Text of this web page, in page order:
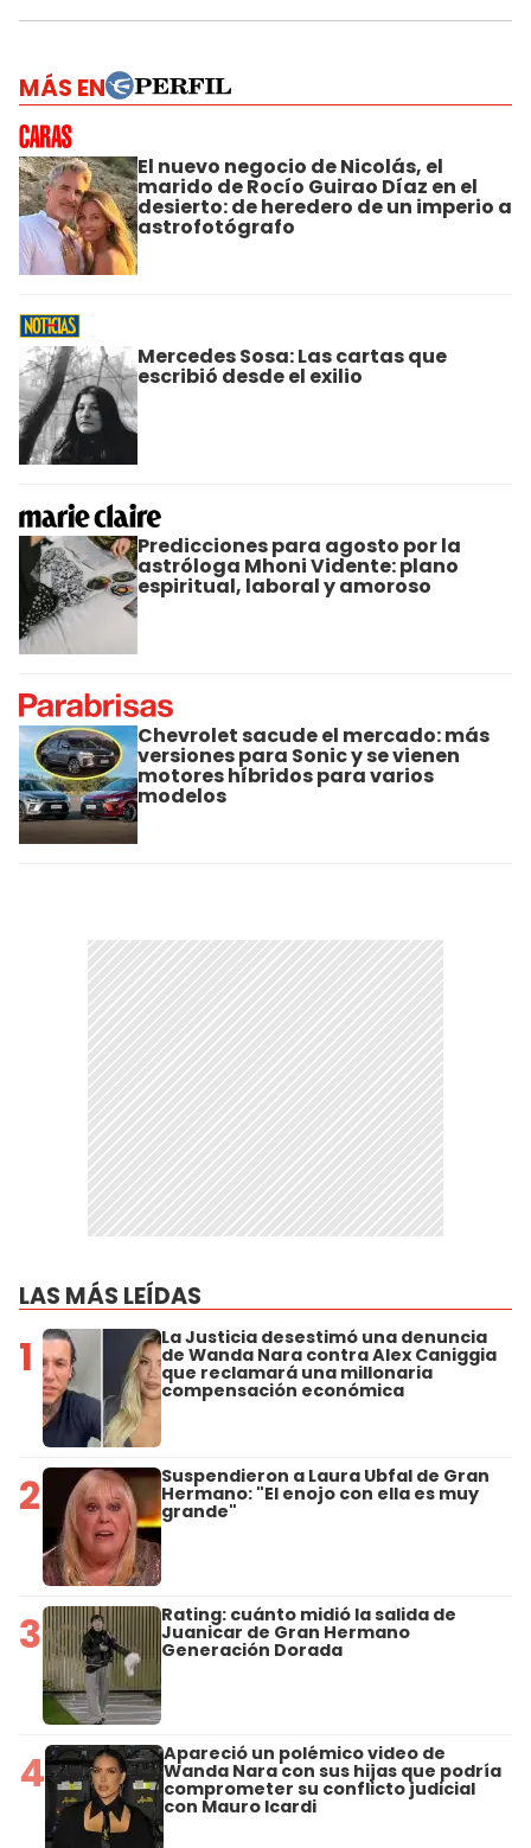
MÁS EN
El nuevo negocio de Nicolás, el
marido de Rocío Guirao Díaz en el
desierto: de heredero de un imperio a
astrofotógrafo
Mercedes Sosa: Las cartas que
escribió desde el exilio
Predicciones para agosto por la
astróloga Mhoni Vidente: plano
espiritual, laboral y amoroso
Chevrolet sacude el mercado: más
versiones para Sonic y se vienen
motores híbridos para varios
modelos
LAS MÁS LEÍDAS
1 La Justicia desestimó una denuncia
de Wanda Nara contra Alex Caniggia
que reclamará una millonaria
compensación económica
2 Suspendieron a Laura Ubfal de Gran
Hermano: "El enojo con ella es muy
grande"
3 Rating: cuánto midió la salida de
Juanicar de Gran Hermano
Generación Dorada
4 Apareció un polémico video de
Wanda Nara con sus hijas que podría
comprometer su conflicto judicial
con Mauro Icardi